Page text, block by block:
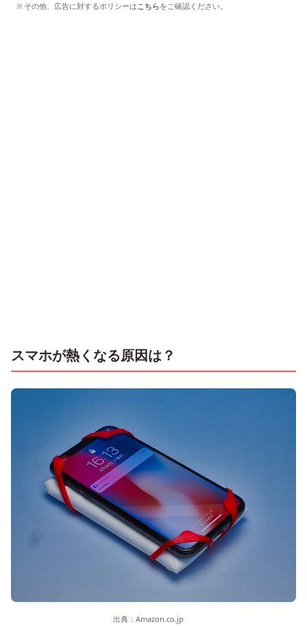
その他、広告に対するポリシーはこちらをご確認ください。
スマホが熱くなる原因は？
出典： Amazon.co.jp